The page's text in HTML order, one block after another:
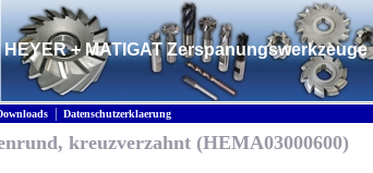
HEYER + MATIGAT Zerspanungswerkzeuge
Datenschutzerklaerung
kreuzverzahnt (HEMA03000600)